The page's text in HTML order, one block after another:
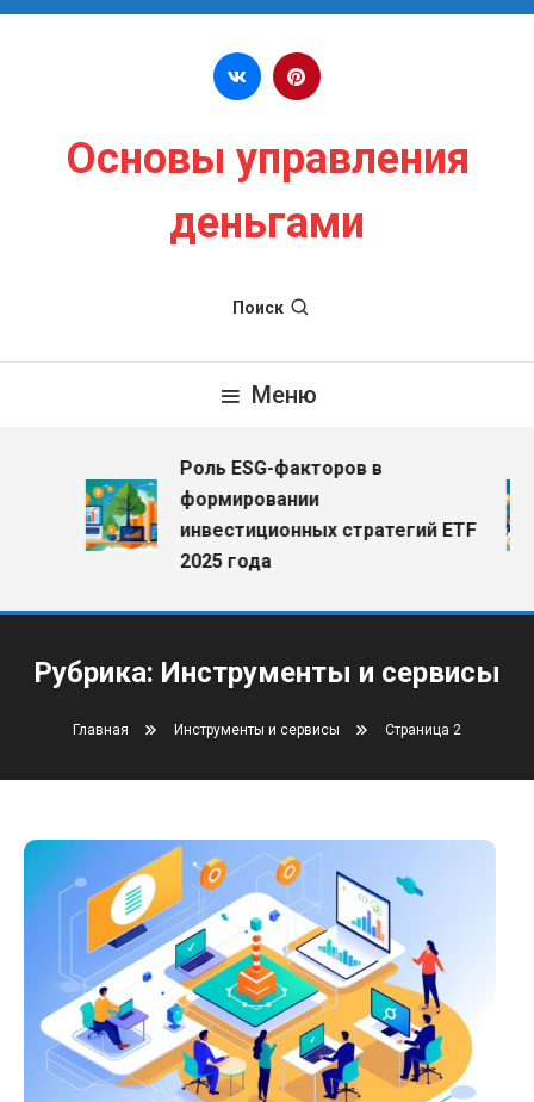
Перейти к содержимому
Основы управления
деньгами
Поиск
Меню
Роль ESG-факторов в
формировании
инвестиционных стратегий ETF
2025 года
Рубрика: Инструменты и сервисы
Главная Инструменты и сервисы Страница 2